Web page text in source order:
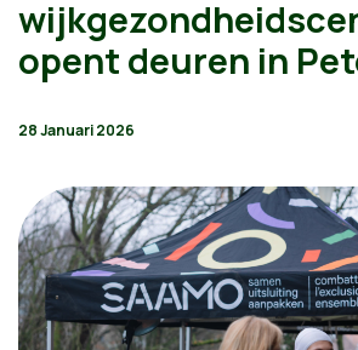
opent deuren in
28 Januari 2026